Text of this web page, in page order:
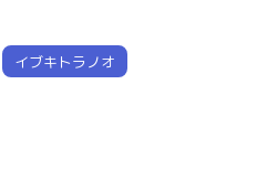
イブキトラノオ